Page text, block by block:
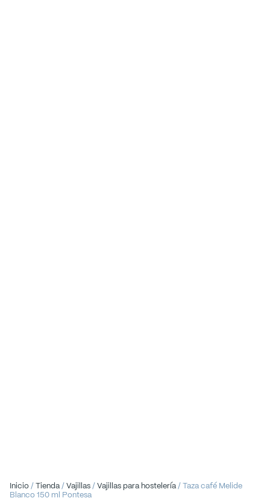
Inicio/Tienda/Vajillas/Vajillas para hostelería/ Taza café Melide
Blanco 150 ml Pontesa